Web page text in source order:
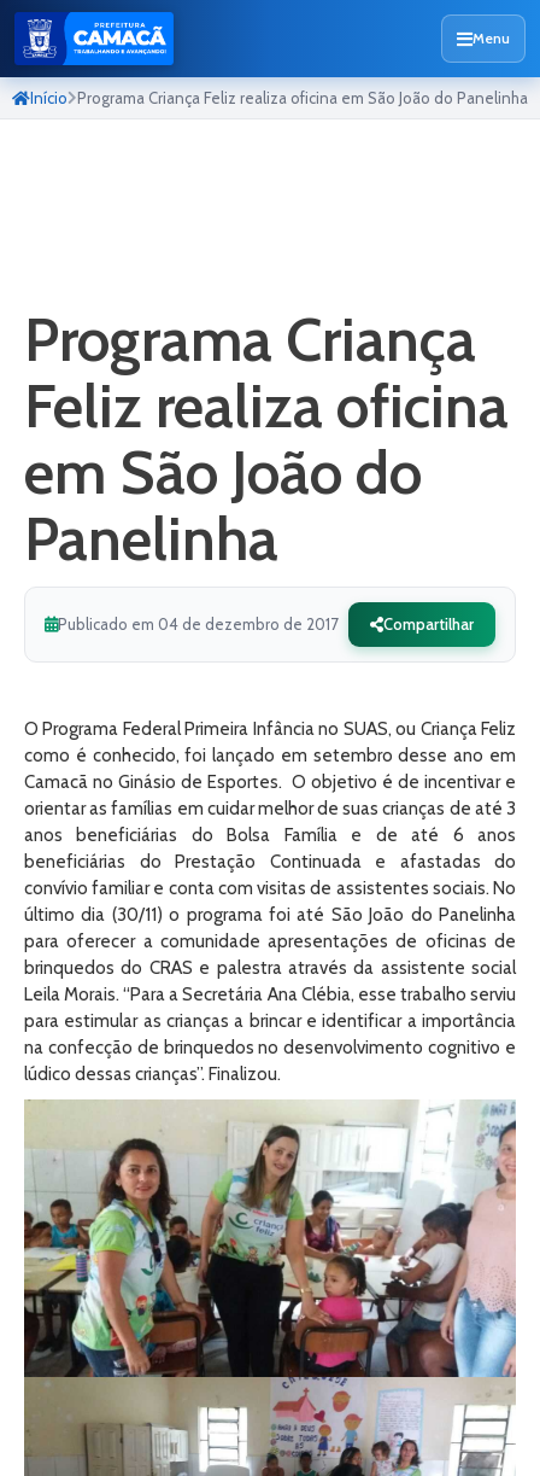
Menu
Início Programa Criança Feliz realiza oficina em São João do Panelinha
Programa Criança
Feliz realiza oficina
em São João do
Panelinha
Publicado em 04 de dezembro de 2017 Compartilhar
O Programa Federal Primeira Infância no SUAS, ou Criança Feliz
como é conhecido, foi lançado em setembro desse ano em
Camacã no Ginásio de Esportes. O objetivo é de incentivar e
orientar as famílias em cuidar melhor de suas crianças de até 3
anos beneficiárias do Bolsa Família e de até 6 anos
beneficiárias do Prestação Continuada e afastadas do
convívio familiar e conta com visitas de assistentes sociais. No
último dia (30/11) o programa foi até São João do Panelinha
para oferecer a comunidade apresentações de oficinas de
brinquedos do CRAS e palestra através da assistente social
Leila Morais. “Para a Secretária Ana Clébia, esse trabalho serviu
para estimular as crianças a brincar e identificar a importância
na confecção de brinquedos no desenvolvimento cognitivo e
lúdico dessas crianças”. Finalizou.